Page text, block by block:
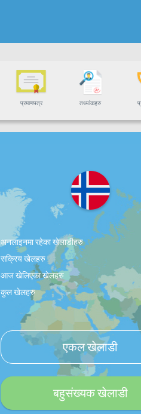
प्रमाणपत्र तथ्यांकहरु
अनलाइनमा रहेका खेलाडीहरु
सक्रिय खेलहरु
आज खेलिएका खेलहरु
कुल खेलहरु
एकल खेलाडी
बहुसंख्यक खेलाडी